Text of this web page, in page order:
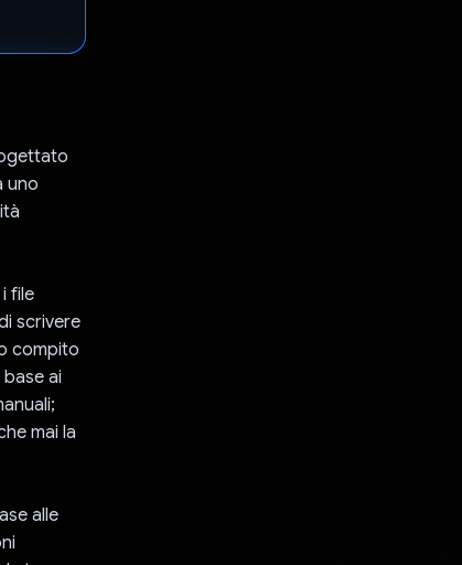
uno
file
scrivere
compito
ai
mai la
alle